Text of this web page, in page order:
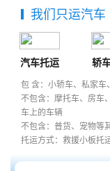
我们只运汽车
汽车托运 轿
包 含：小轿车、私家
不包含：摩托车、房车
车上的车辆
不包含：普货、宠物等
托运方式：救援小板托